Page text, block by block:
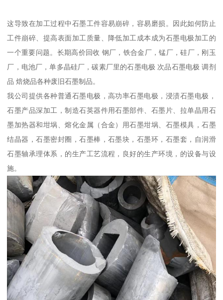
这导致在加工过程中石墨工件容易崩碎，容易磨损。因此如何防止
工件崩碎、提高表面加工质量、降低加工成本成为石墨电极加工的
一个重要问题。长期高价回收 钢厂，铁合金厂，锰厂，硅厂，刚玉
厂，电池厂，单多晶硅厂，碳素厂里的石墨电极 次品石墨电极 调剂
品 焙烧品各种废旧石墨制品。
我公司提供各种普通石墨电极，高功率石墨电极，浸渍石墨电极，
石墨产品深加工，制造石英器件用石墨部件、石墨片、拉单晶用石
墨加热器和坩埚、熔化金属（合金）用石墨坩埚、石墨模具，石墨
结晶器，石墨密封圈，石墨棒，石墨块，石墨环，石墨套，自润滑
石墨轴承理体系，的生产工艺流程，良好的生产环境，的设备与设
施。